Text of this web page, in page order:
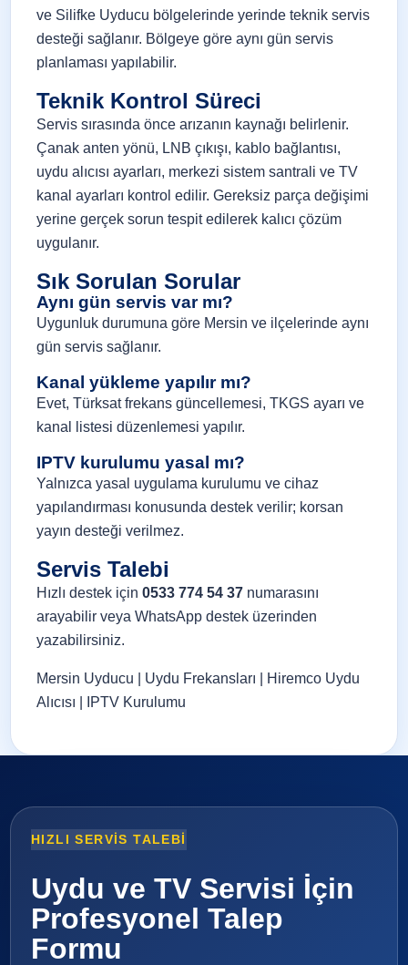
ve Silifke Uyducu bölgelerinde yerinde teknik servis
desteği sağlanır. Bölgeye göre aynı gün servis
planlaması yapılabilir.
Teknik Kontrol Süreci
Servis sırasında önce arızanın kaynağı belirlenir.
Çanak anten yönü, LNB çıkışı, kablo bağlantısı,
uydu alıcısı ayarları, merkezi sistem santrali ve TV
kanal ayarları kontrol edilir. Gereksiz parça değişimi
yerine gerçek sorun tespit edilerek kalıcı çözüm
uygulanır.
Sık Sorulan Sorular
Aynı gün servis var mı?
Uygunluk durumuna göre Mersin ve ilçelerinde aynı
gün servis sağlanır.
Kanal yükleme yapılır mı?
Evet, Türksat frekans güncellemesi, TKGS ayarı ve
kanal listesi düzenlemesi yapılır.
IPTV kurulumu yasal mı?
Yalnızca yasal uygulama kurulumu ve cihaz
yapılandırması konusunda destek verilir; korsan
yayın desteği verilmez.
Servis Talebi
Hızlı destek için 0533 774 54 37 numarasını
arayabilir veya WhatsApp destek üzerinden
yazabilirsiniz.
Mersin Uyducu Uydu Frekansları
Hiremco Uydu
Alıcısı
IPTV Kurulumu
HIZLI SERVIS TALEBI
Uydu ve TV Servisi İçin
Profesyonel Talep
Formu